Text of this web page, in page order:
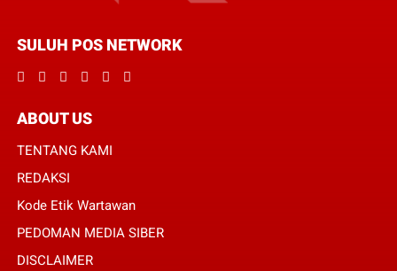
SULUH POS NETWORK
ABOUT US
TENTANG KAMI
REDAKSI
Kode Etik Wartawan
PEDOMAN MEDIA SIBER
DISCLAIMER